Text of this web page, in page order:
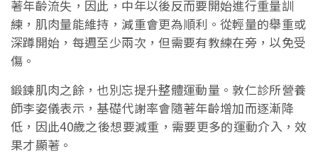
著年齡流失，因此，中年以後反而要開始進行重量訓
練，肌肉量能維持，減重會更為順利。從輕量的舉重或
深蹲開始，每週至少兩次，但需要有教練在旁，以免受
傷。
鍛鍊肌肉之餘，也別忘提升整體運動量。敦仁診所營養
師李姿儀表示，基礎代謝率會隨著年齡增加而逐漸降
低，因此40歲之後想要減重，需要更多的運動介入，效
果才顯著。